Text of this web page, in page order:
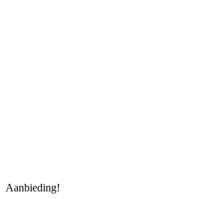
Aanbieding!